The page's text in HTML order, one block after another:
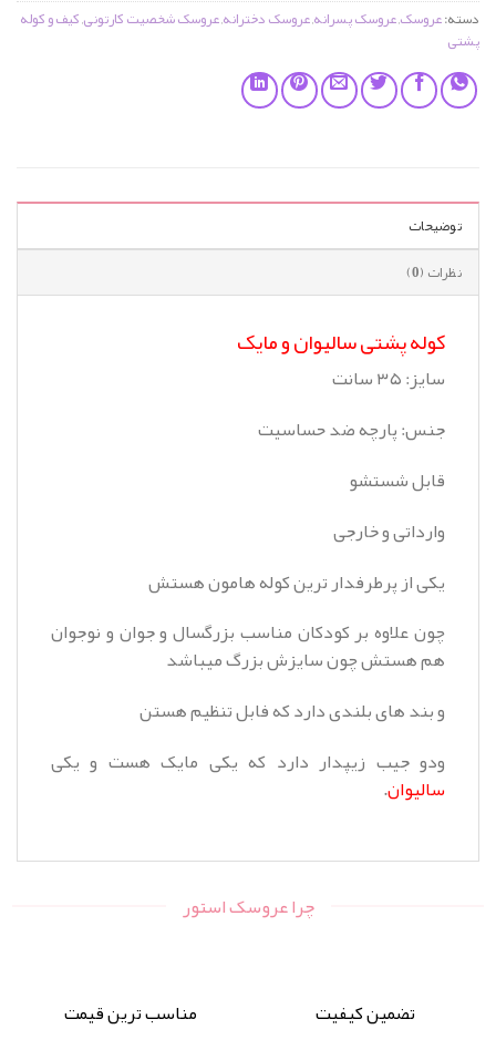
دسته:عروسک,عروسک پسرانه,عروسک دخترانه,عروسک شخصیت کارتونی,کیف و کوله
پشتی
توضیحات
نظرات (0)
کوله پشتی سالیوان و مایک
سایز: ۳۵ سانت
جنس: پارچه ضد حساسیت
قابل شستشو
وارداتی و خارجی
یکی از پرطرفدار ترین کوله هامون هستش
چون علاوه بر کودکان مناسب بزرگسال و جوان و نوجوان
هم هستش چون سایزش بزرگ میباشد
و بند های بلندی دارد که فابل تنظیم هستن
ودو جیب زیپدار دارد که یکی مایک هست و یکی
سالیوان.
چرا عروسک استور
تضمین کیفیت مناسب ترین قیمت